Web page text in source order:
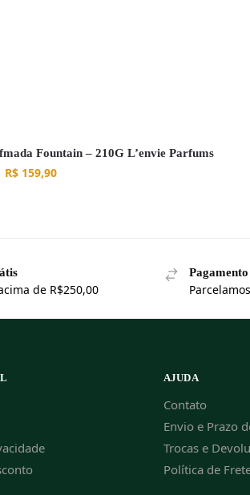
Fountain – 210G L’envie Parfums
R$159,90
de R$250,00
AJUDA
Contato
Envio e Prazo
Trocas e
Política de